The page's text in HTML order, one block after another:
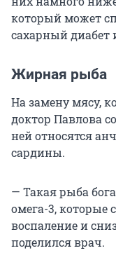
который может
сахарный диабет
Жирная рыба
На замену мясу,
доктор Павлова
ней относятся
сардины.
— Такая рыба
омега-3, которые
воспаление и
поделился врач.